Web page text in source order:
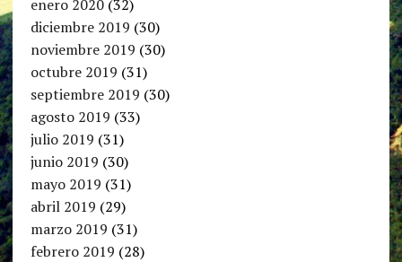
enero 2020(32)
diciembre 2019 (30)
noviembre 2019 (30)
octubre 2019 (31)
septiembre 2019 (30)
agosto 2019 (33)
julio 2019 (31)
junio 2019 (30)
mayo 2019 (31)
abril 2019 (29)
marzo 2019 (31)
febrero 2019 (28)